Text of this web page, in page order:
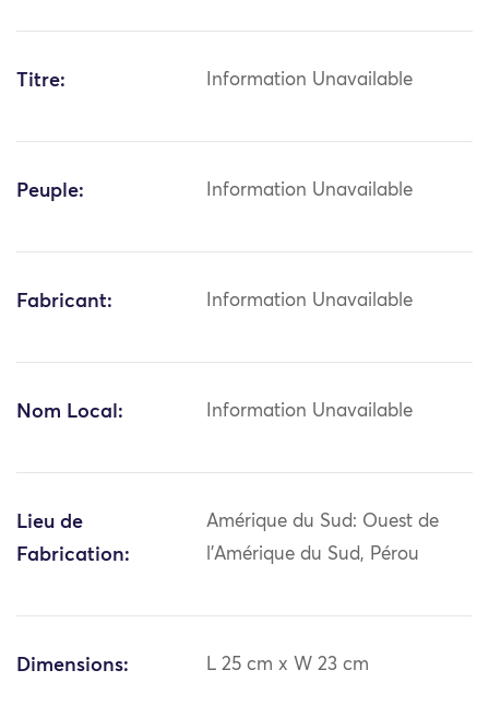
Titre: Information Unavailable
Peuple: Information Unavailable
Fabricant: Information Unavailable
Nom Local: Information Unavailable
Lieu de
Fabrication:
Amérique du Sud: Ouest de
l'Amérique du Sud, Pérou
Dimensions: L 25 cm x W 23 cm